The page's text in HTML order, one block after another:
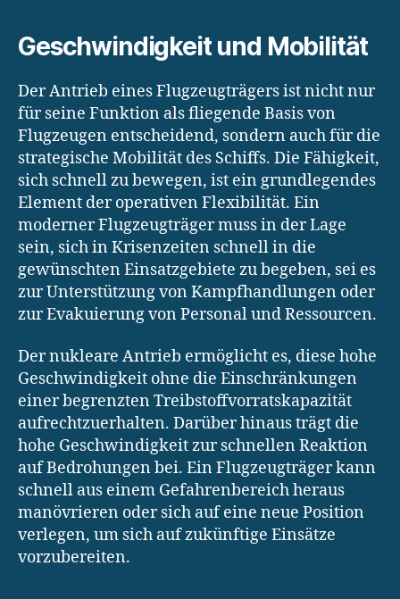
Geschwindigkeit und Mobilität
Der Antrieb eines Flugzeugträgers ist nicht nur
für seine Funktion als fliegende Basis von
Flugzeugen entscheidend, sondern auch für die
strategische Mobilität des Schiffs. Die Fähigkeit,
sich schnell zu bewegen, ist ein grundlegendes
Element der operativen Flexibilität. Ein
moderner Flugzeugträger muss in der Lage
sein, sich in Krisenzeiten schnell in die
gewünschten Einsatzgebiete zu begeben, sei es
zur Unterstützung von Kampfhandlungen oder
zur Evakuierung von Personal und Ressourcen.
Der nukleare Antrieb ermöglicht es, diese hohe
Geschwindigkeit ohne die Einschränkungen
einer begrenzten Treibstoffvorratskapazität
aufrechtzuerhalten. Darüber hinaus trägt die
hohe Geschwindigkeit zur schnellen Reaktion
auf Bedrohungen bei. Ein Flugzeugträger kann
schnell aus einem Gefahrenbereich heraus
manövrieren oder sich auf eine neue Position
verlegen, um sich auf zukünftige Einsätze
vorzubereiten.